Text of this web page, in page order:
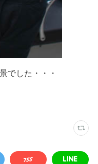
でした・・・